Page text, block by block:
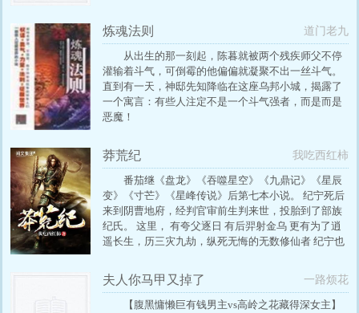
里，夺七国令，争天下先，为了心底回归的信念，与
七国权谋皇室悍然碰撞，同天下英才逸士际会风云。
炼魂法则 道门老九
从出生的那一刻起，陈暮就被两个残疾师父不停
灌输着斗气，可倒霉的他偏偏就凝聚不出一丝斗气。
直到有一天，神邸先知降临在这座乌邦小城，揭露了
一个寓言：有些人注定不是一个斗气强者，而是而是
恶魔！
莽荒纪 我吃西红柿
番茄继《盘龙》《吞噬星空》《九鼎记》《星辰
变》《寸芒》《星峰传说》后第七本小说。 纪宁死后
来到阴曹地府，经判官审前生判来世，投胎到了部族
纪氏。 这里， 有夸父逐日 有后羿射金乌 更有为了逍
遥长生，历三灾九劫，纵死无悔的无数修仙者 纪宁也
夫人你马甲又掉了 一路烦花
【腹黑慵懒巨有钱男主vs高岭之花藏得深女主】